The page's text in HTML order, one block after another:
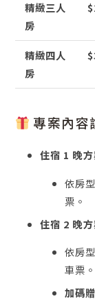
精緻三人
房
精緻四人
房
專案內容
住宿 1 晚
依房
票。
住宿 2 晚
依房
車票。
加碼